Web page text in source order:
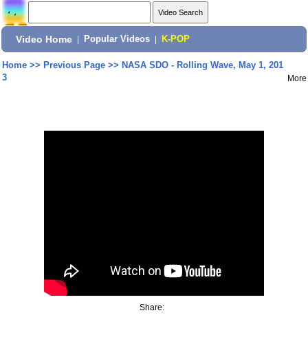
Video Home Popular Videos K-POP
Home>> Previous Page>> NASA SDO - Rolling Wave, May 1, 201
3
More
Share: